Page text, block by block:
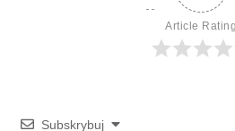
Article Rating
Subskrybuj